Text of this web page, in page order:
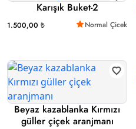
Karışık Buket-2
1.500,00 ₺ Normal Çicek
Beyaz kazablanka Kırmızı
güller çiçek aranjmanı